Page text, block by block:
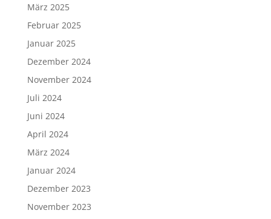
März 2025
Februar 2025
Januar 2025
Dezember 2024
November 2024
Juli 2024
Juni 2024
April 2024
März 2024
Januar 2024
Dezember 2023
November 2023